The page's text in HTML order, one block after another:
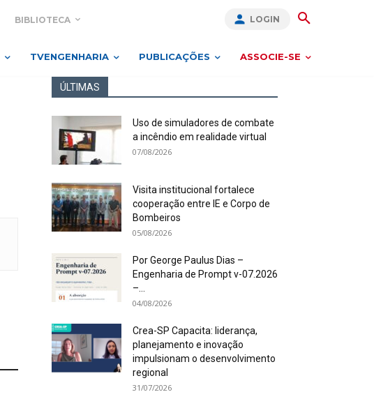
BIBLIOTECA LOGIN
TVENGENHARIA PUBLICAÇÕES ASSOCIE-SE
ÚLTIMAS
Uso de simuladores de combate
a incêndio em realidade virtual
07/08/2026
Visita institucional fortalece
cooperação entre IE e Corpo de
Bombeiros
05/08/2026
Por George Paulus Dias –
Engenharia de Prompt v-07.2026
–...
04/08/2026
Crea-SP Capacita: liderança,
planejamento e inovação
impulsionam o desenvolvimento
regional
31/07/2026